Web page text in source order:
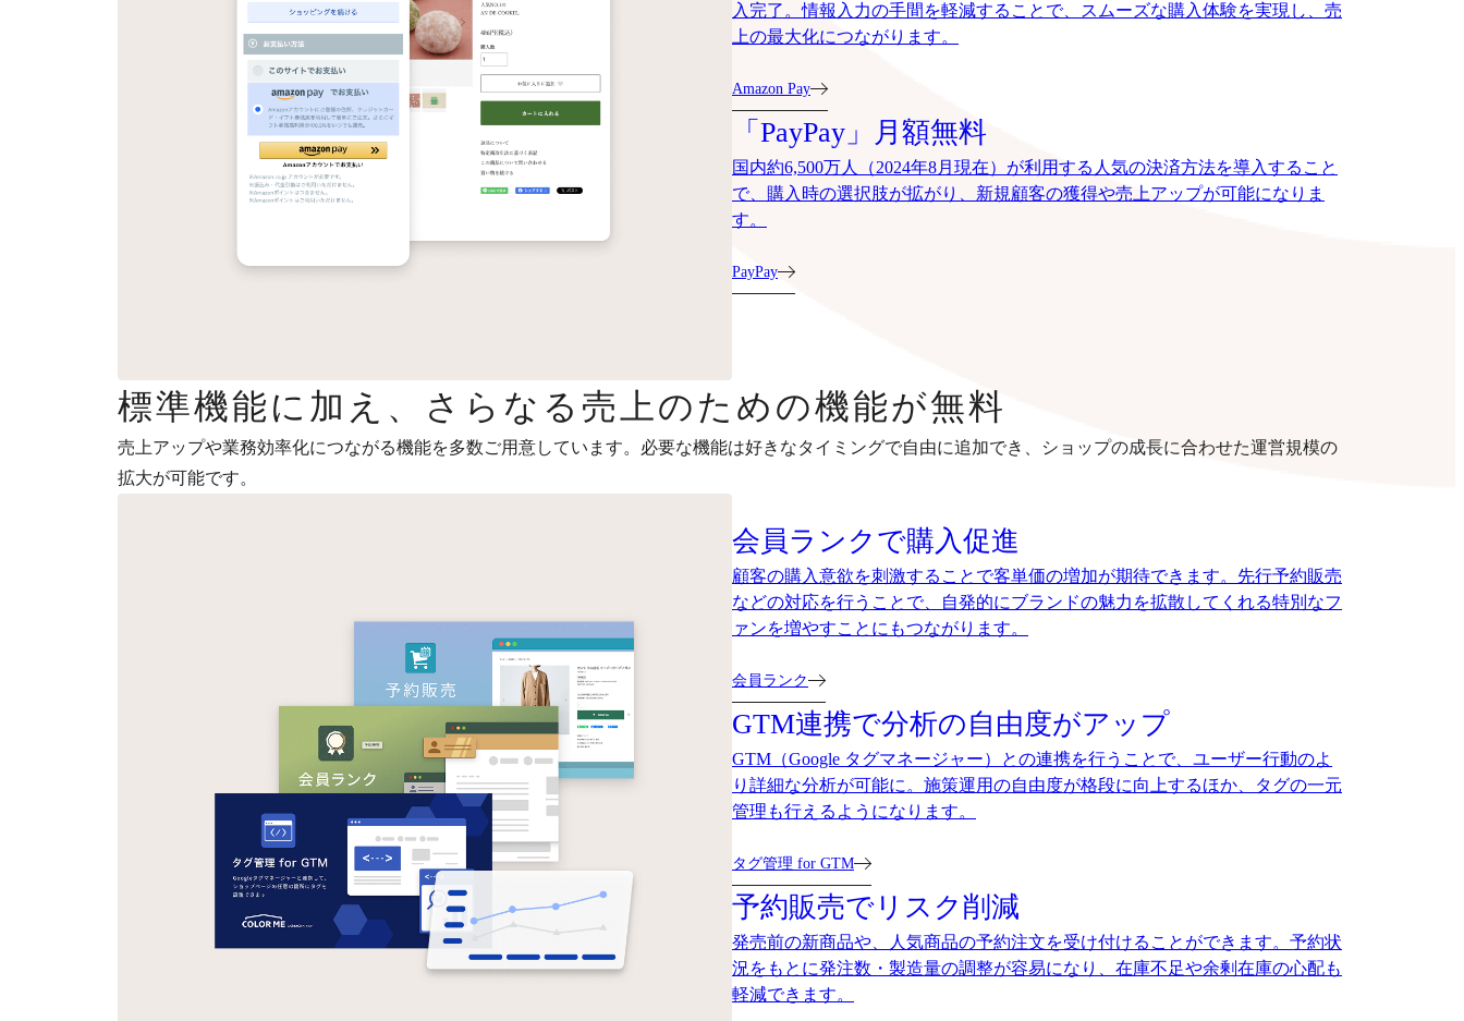
入完了。情報入力の手間を軽減することで、スムーズな購入体験を実現し、売
上の最大化につながります。
Amazon Pay
「PayPay」月額無料
国内約6,500万人（2024年8月現在）が利用する人気の決済方法を導入すること
で、購入時の選択肢が拡がり、新規顧客の獲得や売上アップが可能になりま
す。
PayPay
標準機能に加え、さらなる売上のための機能が無料
売上アップや業務効率化につながる機能を多数ご用意しています。必要な機能は好きなタイミングで自由に追加でき、ショップの成長に合わせた運営規模の
拡大が可能です。
会員ランクで購入促進
顧客の購入意欲を刺激することで客単価の増加が期待できます。先行予約販売
などの対応を行うことで、自発的にブランドの魅力を拡散してくれる特別なフ
ァンを増やすことにもつながります。
会員ランク
GTM連携で分析の自由度がアップ
GTM（Google タグマネージャー）との連携を行うことで、ユーザー行動のよ
り詳細な分析が可能に。施策運用の自由度が格段に向上するほか、タグの一元
管理も行えるようになります。
タグ管理 for GTM
予約販売でリスク削減
発売前の新商品や、人気商品の予約注文を受け付けることができます。予約状
況をもとに発注数・製造量の調整が容易になり、在庫不足や余剰在庫の心配も
軽減できます。